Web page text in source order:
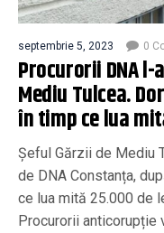
septembrie 5, 2023 0
Procurorii DNA
Mediu Tulcea.
în timp ce lua
Șeful Gărzii de Mediu
de DNA Constanța,
ce lua mită 25.000 de
Procurorii anticorupție